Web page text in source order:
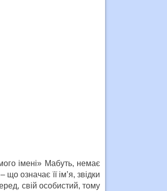
імені» Мабуть, немає
означає її ім’я, звідки
свій особистий, тому